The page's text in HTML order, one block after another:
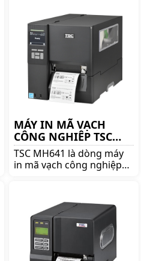
nghiệp TSC TTP-2610MT
chính hãng lên ngay
shoppos.vn
MÁY IN MÃ VẠCH
CÔNG NGHIÊP TSC
MH641
TSC MH641 là dòng máy
in mã vạch công nghiệp
nghiệp TSC MH641 chính
hãng giá tốt lên ngay
shoppos.vn